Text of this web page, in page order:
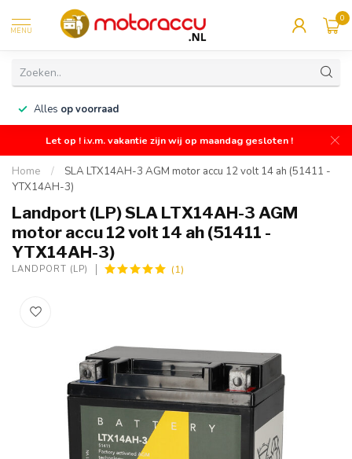
MENU
0
Alles op voorraad
Let op ! i.v.m. vakantie zijn wij op maandag gesloten !
Home /
SLA LTX14AH-3 AGM motor accu 12 volt 14 ah (51411 -
YTX14AH-3)
Landport (LP) SLA LTX14AH-3 AGM
motor accu 12 volt 14 ah (51411 -
YTX14AH-3)
LANDPORT (LP) (1)